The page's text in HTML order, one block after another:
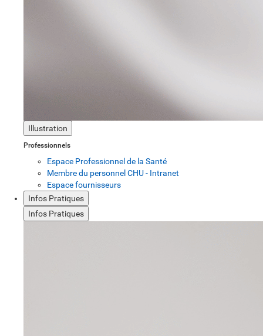
Illustration
Professionnels
Espace Professionnel de la Santé
Membre du personnel CHU - Intranet
Espace fournisseurs
Infos Pratiques
Infos Pratiques